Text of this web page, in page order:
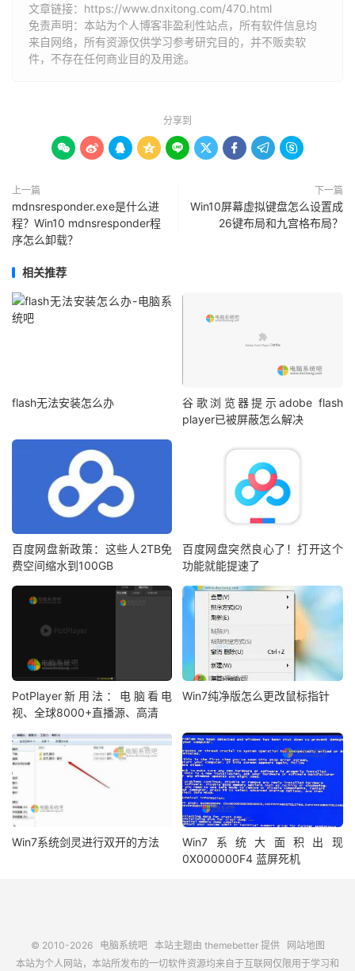
文章链接： https://www.dnxitong.com/470.html
免责声明：本站为个人博客非盈利性站点，所有软件信息均
来自网络，所有资源仅供学习参考研究目的，并不贩卖软
件，不存在任何商业目的及用途。
分享到
        
上一篇
mdnsresponder.exe是什么进
程？Win10 mdnsresponder程
序怎么卸载？
下一篇
Win10屏幕虚拟键盘怎么设置成
26键布局和九宫格布局？
相关推荐
flash无法安装怎么办
谷歌浏览器提示adobe flash
player已被屏蔽怎么解决
百度网盘新政策：这些人2TB免
费空间缩水到100GB
百度网盘突然良心了！打开这个
功能就能提速了
PotPlayer新用法：电脑看电
视、全球8000+直播源、高清
Win7纯净版怎么更改鼠标指针
Win7系统剑灵进行双开的方法
Win7系统大面积出现
0X000000F4 蓝屏死机
© 2010-2026 电脑系统吧本站主题由 themebetter提供
网站地图
本站为个人网站，本站所发布的一切软件资源均来自于互联网仅限用于学习和